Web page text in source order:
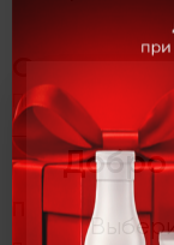
Добро
Описание
Пинцет для
Пинцет для